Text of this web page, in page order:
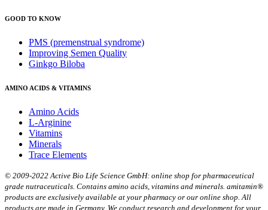
GOOD TO KNOW
PMS (premenstrual syndrome)
Improving Semen Quality
Ginkgo Biloba
AMINO ACIDS & VITAMINS
Amino Acids
L-Arginine
Vitamins
Minerals
Trace Elements
© 2009-2022 Active Bio Life Science GmbH: online shop for pharmaceutical
grade nutraceuticals. Contains amino acids, vitamins and minerals. amitamin®
products are exclusively available at your pharmacy or our online shop. All
products are made in Germany. We conduct research and development for your